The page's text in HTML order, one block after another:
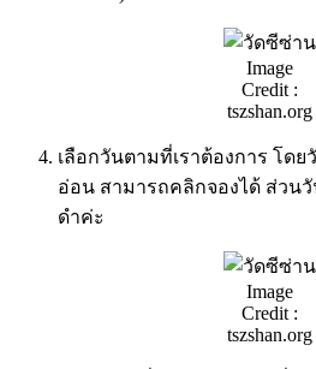
Image
Credit :
tszshan.org
เลือกวันตามที่เราต้องการ โด
อ่อน สามารถคลิกจองได้ ส่วน
ดำค่ะ
Image
Credit :
tszshan.org